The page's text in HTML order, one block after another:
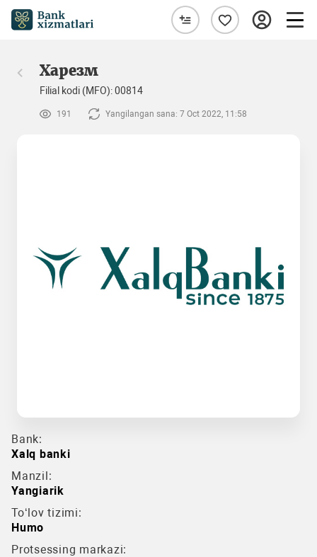
Харезм
Filial kodi (MFO): 00814
191 Yangilangan sana: 7 Oct 2022, 11:58
Bank:
Xalq banki
Manzil:
Yangiarik
To‘lov tizimi:
Humo
Protsessing markazi: